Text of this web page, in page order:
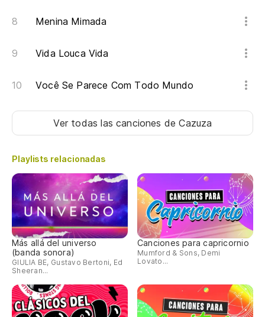
Menina Mimada
Vida Louca Vida
Você Se Parece Com Todo Mundo
Ver todas las canciones de Cazuza
Playlists relacionadas
Más allá del universo
(banda sonora)
GIULIA BE, Gustavo Bertoni, Ed
Sheeran...
Canciones para capricornio
Mumford & Sons, Demi
Lovato...